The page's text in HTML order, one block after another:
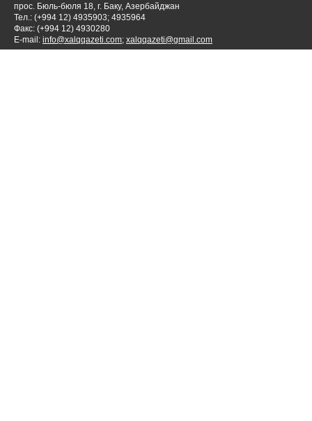
прос. Бюль-бюля 18, г. Баку, Азербайджан
Тел.: (+994 12) 4935903; 4935964
Факс: (+994 12) 4930280
E-mail: info@xalqqazeti.com; xalqqazeti@gmail.com